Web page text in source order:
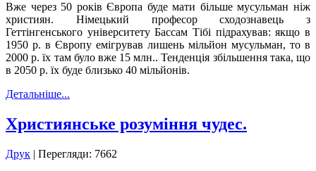
Вже через 50 років Європа буде мати більше мусульман ніж
християн. Німецький професор сходознавець з
Геттінгенського університету Бассам Тібі підрахував: якщо в
1950 р. в Європу емігрував лишень мільйон мусульман, то в
2000 р. їх там було вже 15 млн.. Тенденція збільшення така, що
в 2050 р. їх буде близько 40 мільйонів.
Детальніше...
Християнське розуміння чудес.
Друк | Перегляди: 7662